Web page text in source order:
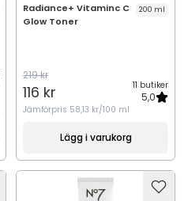
Radiance+ Vitaminc C
Glow Toner
200 ml
219 kr
116 kr 11 butiker
5,0
Jämförpris 58,13 kr/100 ml
Lägg i varukorg